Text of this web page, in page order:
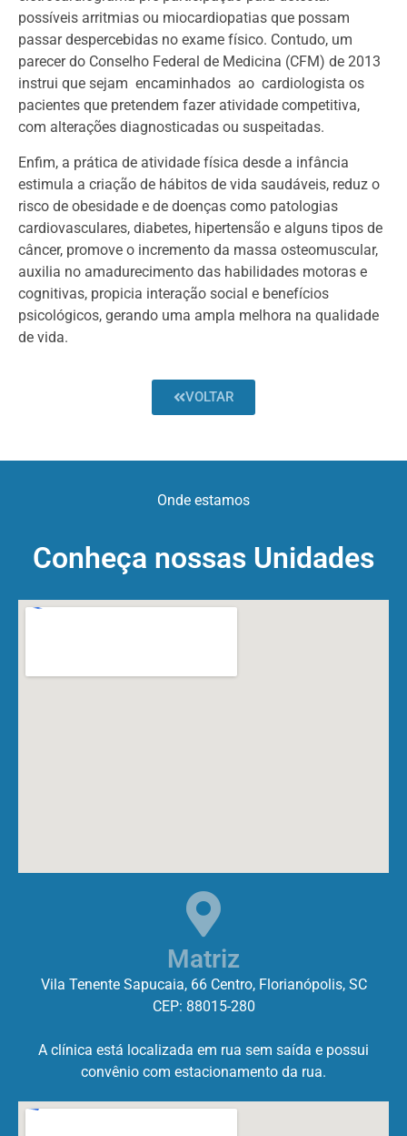
possíveis arritmias ou miocardiopatias que possam
passar despercebidas no exame físico. Contudo, um
parecer do Conselho Federal de Medicina (CFM) de 2013
instrui que sejam encaminhados ao cardiologista os
pacientes que pretendem fazer atividade competitiva,
com alterações diagnosticadas ou suspeitadas.
Enfim, a prática de atividade física desde a infância
estimula a criação de hábitos de vida saudáveis, reduz o
risco de obesidade e de doenças como patologias
cardiovasculares, diabetes, hipertensão e alguns tipos de
câncer, promove o incremento da massa osteomuscular,
auxilia no amadurecimento das habilidades motoras e
cognitivas, propicia interação social e benefícios
psicológicos, gerando uma ampla melhora na qualidade
de vida.
VOLTAR
Onde estamos
Conheça nossas Unidades
Matriz
Vila Tenente Sapucaia, 66 Centro, Florianópolis, SC
CEP: 88015-280
A clínica está localizada em rua sem saída e possui
convênio com estacionamento da rua.